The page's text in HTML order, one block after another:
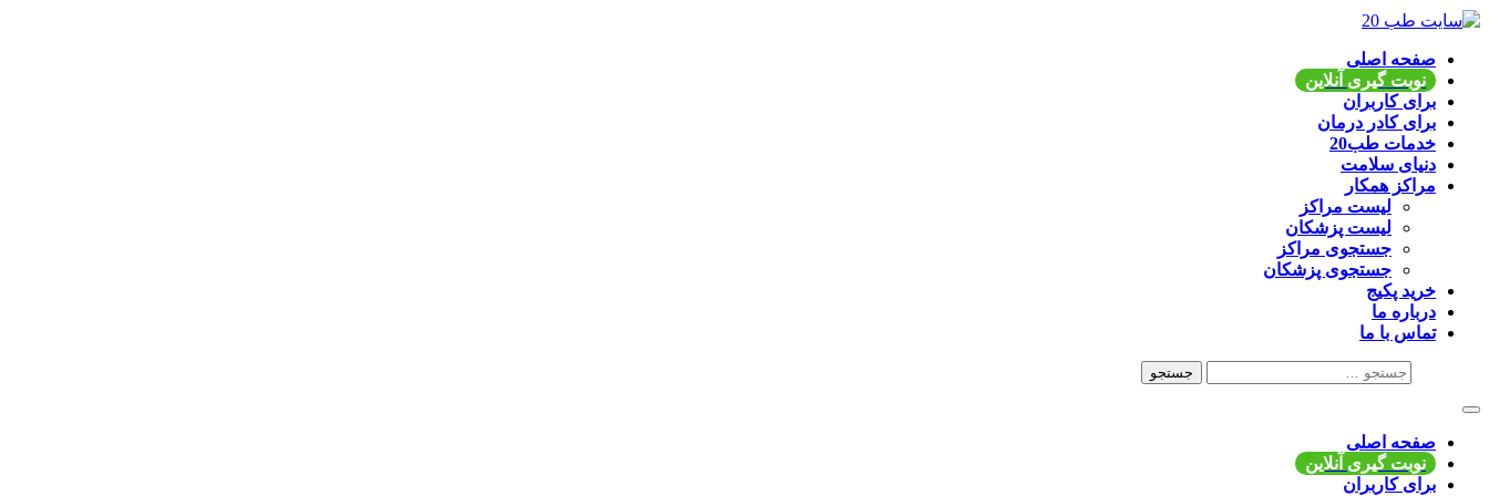
Skip
content
سایت طب 20
اپلیکیشن موبایل و وب سایت در دسترس است
صفحه اصلی
نوبت گیری آنلاین
برای کاربران
برای کادر درمان
خدمات طب20
دنیای سلامت
مراکز همکار
لیست مراکز
لیست پزشکان
جستجوی مراکز
جستجوی پزشکان
خرید پکیج
درباره ما
تماس با ما
جستجو
صفحه اصلی
نوبت گیری آنلاین
برای کاربران